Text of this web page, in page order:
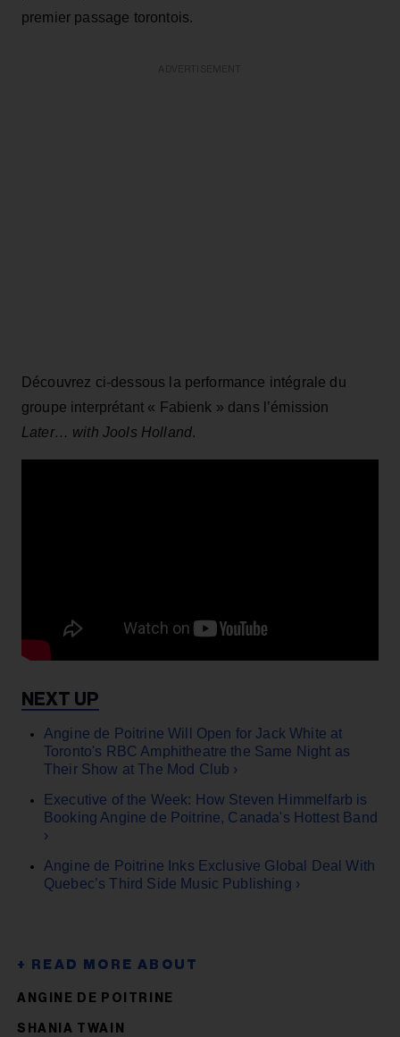
premier passage torontois.
Découvrez ci-dessous la performance intégrale du
groupe interprétant « Fabienk » dans l’émission
Later… with Jools Holland.
Angine de Poitrine Will Open for Jack White at
Toronto's RBC Amphitheatre the Same Night as
Their Show at The Mod Club ›
Executive of the Week: How Steven Himmelfarb is
Booking Angine de Poitrine, Canada's Hottest Band
›
Angine de Poitrine Inks Exclusive Global Deal With
Quebec’s Third Side Music Publishing ›
ANGINE DE POITRINE
SHANIA TWAIN